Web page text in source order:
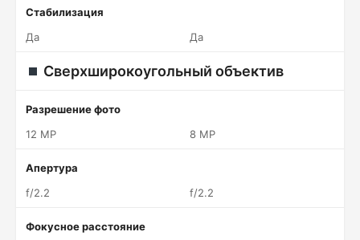
Стабилизация
Да
Да
Сверхширокоугольный объектив
Разрешение фото
12 MP
8 MP
Апертура
f/2.2
f/2.2
Фокусное расстояние